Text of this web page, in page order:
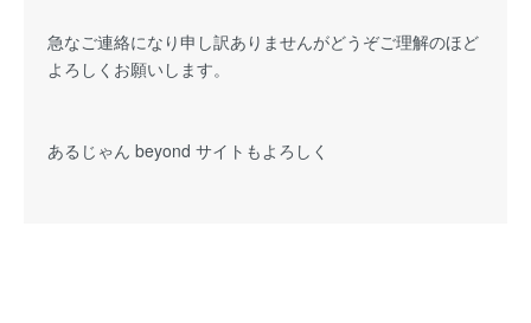
急なご連絡になり申し訳ありませんがどうぞご理解のほど
よろしくお願いします。
あるじゃん beyond サイトもよろしく